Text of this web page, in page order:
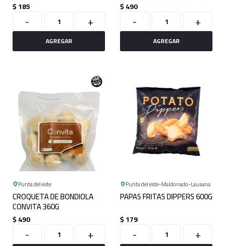
$185
- +
$490
- +
Punta del este
CROQUETA DE BONDIOLA
CONVITA 360G
$490
- +
Punta del este Maldonado Lausana
PAPAS FRITAS DIPPERS 600G
$179
- +